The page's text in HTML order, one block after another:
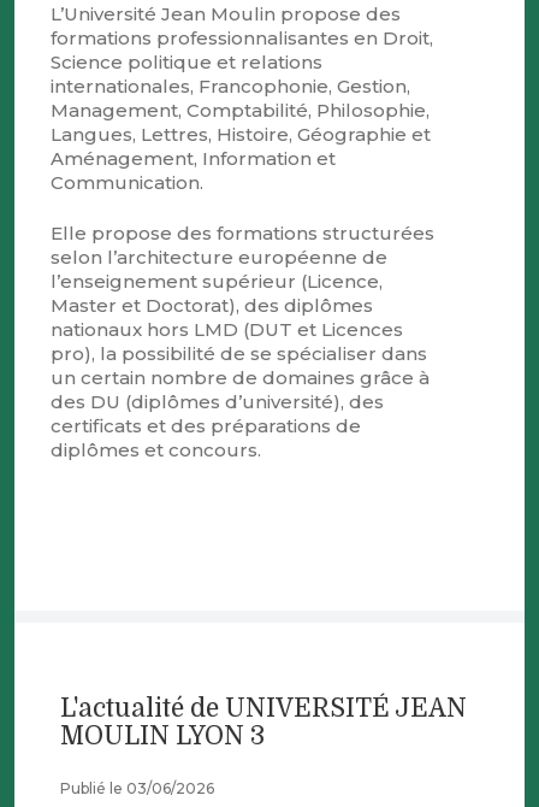
L’Université Jean Moulin propose des
formations professionnalisantes en Droit,
Science politique et relations
internationales, Francophonie, Gestion,
Management, Comptabilité, Philosophie,
Langues, Lettres, Histoire, Géographie et
Aménagement, Information et
Communication.
Elle propose des formations structurées
selon l’architecture européenne de
l’enseignement supérieur (Licence,
Master et Doctorat), des diplômes
nationaux hors LMD (DUT et Licences
pro), la possibilité de se spécialiser dans
un certain nombre de domaines grâce à
des DU (diplômes d’université), des
certificats et des préparations de
diplômes et concours.
L'actualité de UNIVERSITÉ JEAN
MOULIN LYON 3
Publié le 03/06/2026